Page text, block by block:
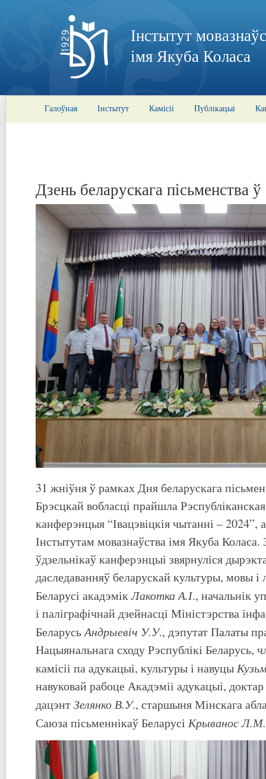
Інстытут
імя Якуба Коласа
Галоўная Інстытут Камісіі Публікацыі
Дзень беларускага пісьменства ў
31 жніўня ў рамках Дня беларускага
Брэсцкай вобласці прайшла
канферэнцыя “Івацэвіцкія чытанні – 2024”,
Інстытутам мовазнаўства імя Якуба
ўдзельнікаў канферэнцыі звярнуліся
даследаванняў беларускай культуры, мовы
Беларусі акадэмікЛакотка А.І., начальнік
і паліграфічнай дзейнасці Міністэрства
БеларусьАндрыевіч У.У., дэпутат Палаты
Нацыянальнага сходу Рэспублікі Беларусь,
камісіі па адукацыі, культуры і навуцы
навуковай рабоце Акадэміі адукацыі,
дацэнтЗелянко В.У., старшыня Мінскага
Саюза пісьменнікаў Беларусі Крыванос Л.М.